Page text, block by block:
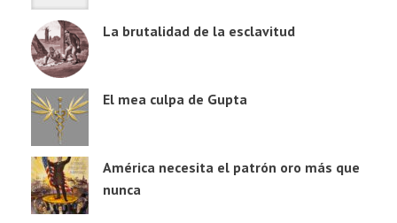
La brutalidad de la esclavitud
El mea culpa de Gupta
América necesita el patrón oro más que
nunca